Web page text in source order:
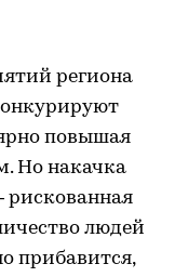
региона
повышая
Но накачка
людей
прибавится,